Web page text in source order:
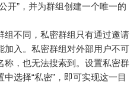
开”，并为群组创建一个唯一的
组不同，私密群组只有通过邀请
加入。私密群组对外部用户不可
称，也无法搜索到。设置私密群
选择“私密”，即可实现这一目